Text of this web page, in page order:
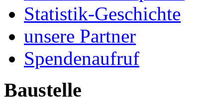
Statistik-Geschichte
unsere Partner
Spendenaufruf
Baustelle